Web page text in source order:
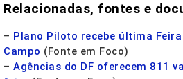
Relacionadas, fontes e
– Plano Piloto recebe última
Campo (Fonte em Foco)
– Agências do DF oferecem 811